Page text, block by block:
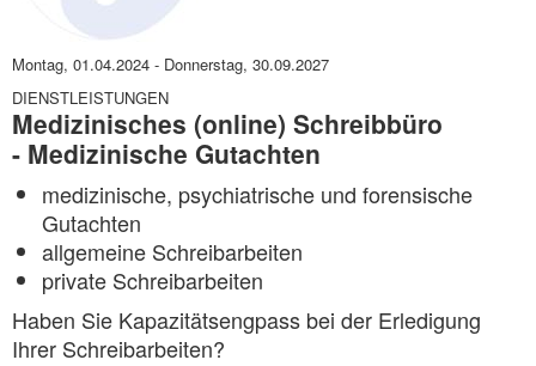
Montag, 01.04.2024 - Donnerstag, 30.09.2027
DIENSTLEISTUNGEN
Medizinisches (online) Schreibbüro
- Medizinische Gutachten
medizinische, psychiatrische und forensische
Gutachten
allgemeine Schreibarbeiten
private Schreibarbeiten
Haben Sie Kapazitätsengpass bei der Erledigung
Ihrer Schreibarbeiten?